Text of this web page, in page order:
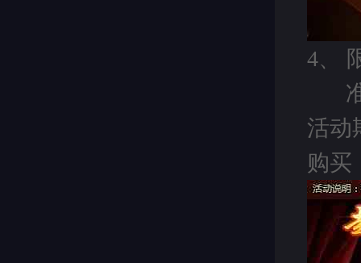
4、
活动
购买